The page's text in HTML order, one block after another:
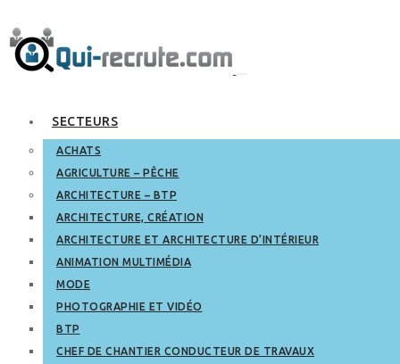
SECTEURS
ACHATS
AGRICULTURE – PÊCHE
ARCHITECTURE – BTP
ARCHITECTURE, CRÉATION
ARCHITECTURE ET ARCHITECTURE D’INTÉRIEUR
ANIMATION MULTIMÉDIA
MODE
PHOTOGRAPHIE ET VIDÉO
BTP
CHEF DE CHANTIER CONDUCTEUR DE TRAVAUX